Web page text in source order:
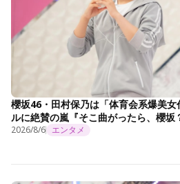
櫻坂46・田村保乃は「体育会系爆美
ルに絶賛の嵐『そこ曲がったら、櫻坂
2026/8/6 エンタメ